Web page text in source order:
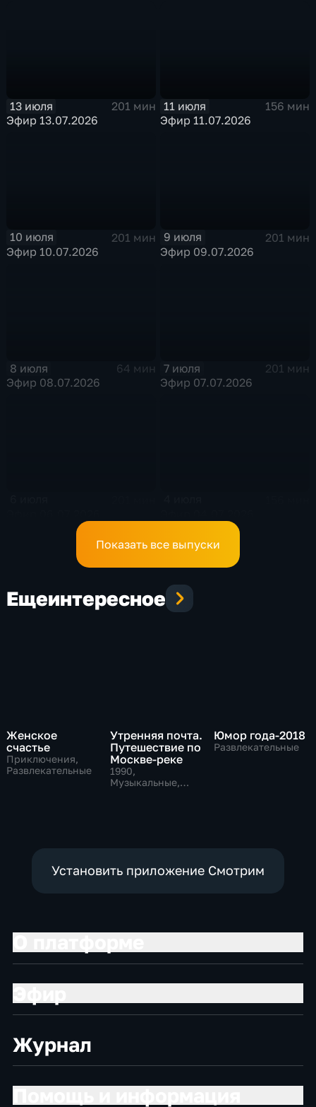
13 июля
201 мин
Эфир 13.07.2026
11 июля
156 мин
Эфир 11.07.2026
10 июля
201 мин
Эфир 10.07.2026
9 июля
201 мин
Эфир 09.07.2026
8 июля
64 мин
Эфир 08.07.2026
7 июля
201 мин
Эфир 07.07.2026
Показать все выпуски
Ещеинтересное
Женское
счастье
Приключения,
Развлекательные
Утренняя почта.
Путешествие по
Москве-реке
1990,
Музыкальные,
Юмор года-2018
Развлекательные
Установить приложение Смотрим
Журнал